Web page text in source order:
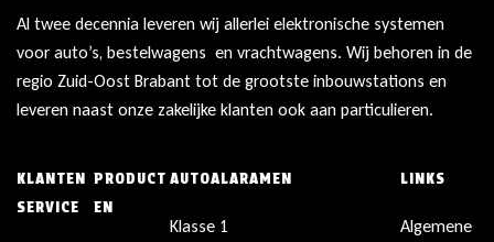
Al twee decennia leveren wij allerlei elektronische systemen
voor auto’s, bestelwagens en vrachtwagens. Wij behoren in de
regio Zuid-Oost Brabant tot de grootste inbouwstations en
leveren naast onze zakelijke klanten ook aan particulieren.
KLANTEN
SERVICE
PRODUCT
EN
AUTOALARAMEN
Klasse 1
LINKS
Algemene